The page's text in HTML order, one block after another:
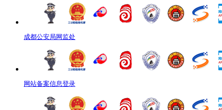
成都公安局网监处
网站备案信息登录